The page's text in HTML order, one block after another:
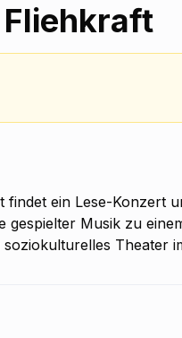
ein Lese-Konzert
gespielter Musik zu
Theater